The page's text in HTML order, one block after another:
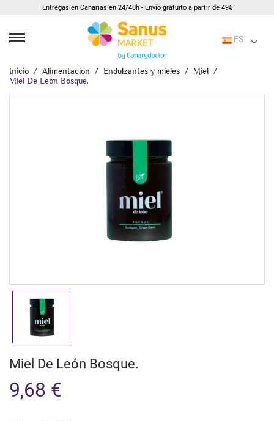
Entregas en Canarias en 24/48h - Envío gratuito a partir de 49€
ES
Inicio Alimentación Endulzantes y mieles
Miel
Miel De León Bosque.
Miel De León Bosque.
9,68 €